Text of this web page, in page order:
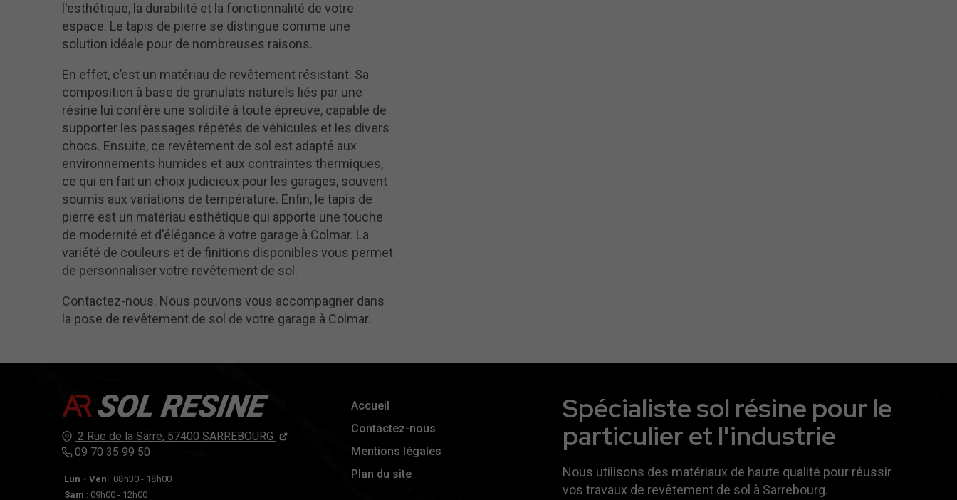
l'esthétique, la durabilité et la fonctionnalité de votre
espace. Le tapis de pierre se distingue comme une
solution idéale pour de nombreuses raisons.
En effet, c’est un matériau de revêtement résistant. Sa
composition à base de granulats naturels liés par une
résine lui confère une solidité à toute épreuve, capable de
supporter les passages répétés de véhicules et les divers
chocs. Ensuite, ce revêtement de sol est adapté aux
environnements humides et aux contraintes thermiques,
ce qui en fait un choix judicieux pour les garages, souvent
soumis aux variations de température. Enfin, le tapis de
pierre est un matériau esthétique qui apporte une touche
de modernité et d'élégance à votre garage à Colmar. La
variété de couleurs et de finitions disponibles vous permet
de personnaliser votre revêtement de sol.
Contactez-nous. Nous pouvons vous accompagner dans
la pose de revêtement de sol de votre garage à Colmar.
2 Rue de la Sarre, 57400 SARREBOURG
09 70 35 99 50
Lun - Ven : 08h30 - 18h00
Sam : 09h00 - 12h00
Accueil
Contactez-nous
Mentions légales
Plan du site
Spécialiste sol résine pour le
particulier et l'industrie
Nous utilisons des matériaux de haute qualité pour réussir
vos travaux de revêtement de sol à Sarrebourg.